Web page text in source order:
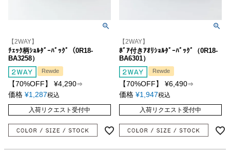
【2WAY】
ﾁｪｯｸ柄ｼｮﾙﾀﾞｰﾊﾞｯｸﾞ（0R18-
BA3258）
Rewde
【70%OFF】 ¥4,290⇒
価格 ¥1,287税込
入荷リクエスト受付中
【2WAY】
ﾎﾞｱ付きｱｵﾘｼｮﾙﾀﾞｰﾊﾞｯｸﾞ（0R18-
BA6301）
Rewde
【70%OFF】 ¥6,490⇒
価格 ¥1,947税込
入荷リクエスト受付中